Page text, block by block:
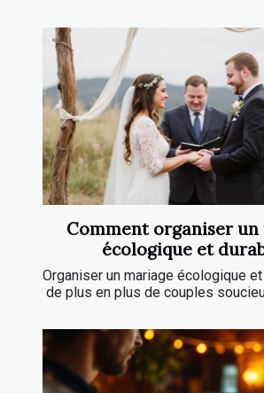
Comment organiser un
écologique et
Organiser un mariage écologique
de plus en plus de couples